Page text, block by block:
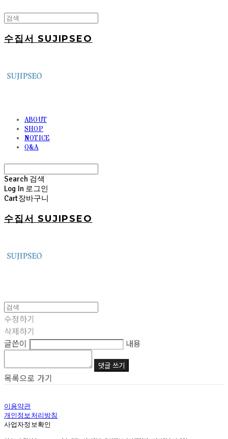
수집서 SUJIPSEO
ABOUT
SHOP
NOTICE
Q&A
Search 검색
Log In 로그인
Cart장바구니
수집서 SUJIPSEO
수정하기
삭제하기
글쓴이
내용
댓글 쓰기
목록으로 가기
이용약관
개인정보처리방침
사업자정보확인